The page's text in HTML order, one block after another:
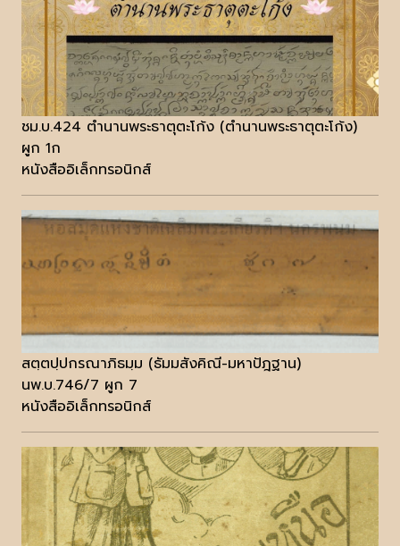
ชม.บ.424 ตำนานพระธาตุตะโก้ง (ตำนานพระธาตุตะโก้ง)
ผูก 1ก
หนังสืออิเล็กทรอนิกส์
สตฺตปฺปกรณาภิธมฺม (ธัมมสังคิณี-มหาปัฎฐาน)
นพ.บ.746/7 ผูก 7
หนังสืออิเล็กทรอนิกส์